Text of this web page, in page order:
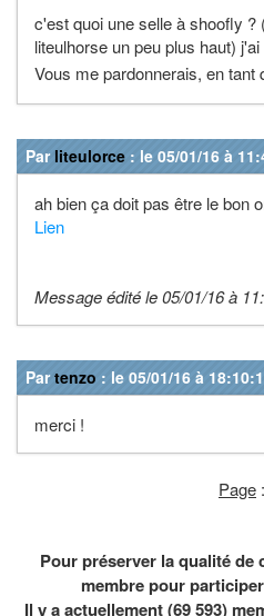
c'est quoi une selle à shoofly ?
liteulhorse un peu plus haut)
Vous me pardonnerais, en tant
Par liteulorce : le 05/01/16 à
ah bien ça doit pas être le bon
Lien
Message édité le 05/01/16 à
Partenzo : le 05/01/16 à
merci !
Page :
Pour préserver la qualité de
membre pour
Il y a actuellement (69 593)